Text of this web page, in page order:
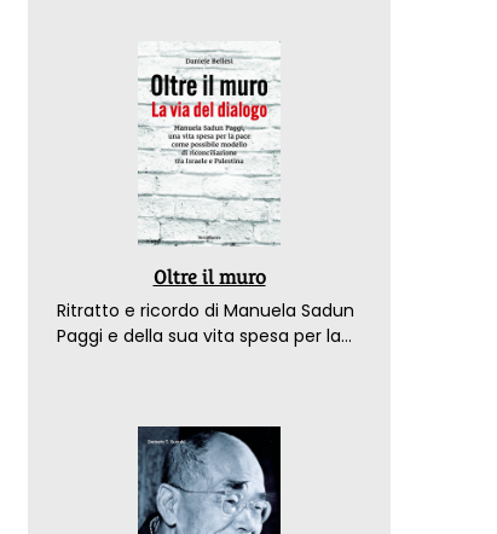
Oltre il muro
Ritratto e ricordo di Manuela Sadun
Paggi e della sua vita spesa per la